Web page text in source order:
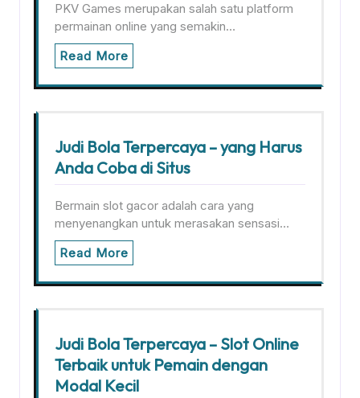
PKV Games merupakan salah satu platform
permainan online yang semakin…
Read More
Judi Bola Terpercaya – yang Harus
Anda Coba di Situs
Bermain slot gacor adalah cara yang
menyenangkan untuk merasakan sensasi…
Read More
Judi Bola Terpercaya – Slot Online
Terbaik untuk Pemain dengan
Modal Kecil